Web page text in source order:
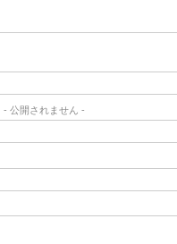
- 公開されません -